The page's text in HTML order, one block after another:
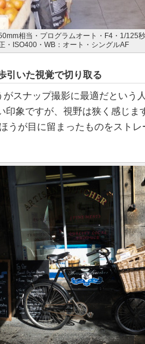
相当・プログラムオート・F4・1/125
・ISO400・WB：オート・シングルAF
引いた視覚で切り取る
がスナップ撮影に最適だという
印象ですが、視野は狭く感じま
うが目に留まったものをスト